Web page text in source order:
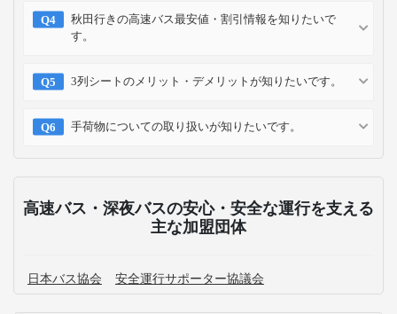
秋田行きの高速バス最安値・割引情報を知りたいで
す。
3列シートのメリット・デメリットが知りたいです。
手荷物についての取り扱いが知りたいです。
高速バス・深夜バスの安心・安全な運行を支える
主な加盟団体
日本バス協会 安全運行サポーター協議会